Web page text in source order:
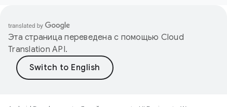
Эта страница переведена с помощью Cloud
Translation API.